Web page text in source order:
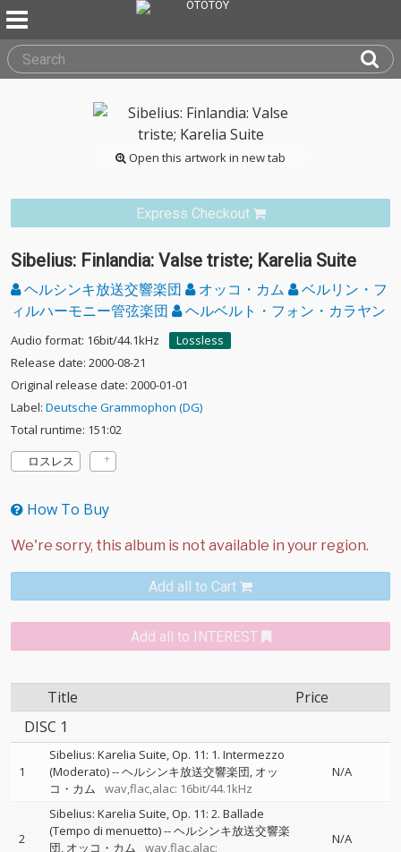
Open this artwork in new tab
Express Checkout
Sibelius: Finlandia: Valse triste; Karelia Suite
ヘルシンキ放送交響楽団 オッコ・カム
ベルリン・フ
ィルハーモニー管弦楽団
ヘルベルト・フォン・カラヤン
Audio format: 16bit/44.1kHz
Lossless
Release date: 2000-08-21
Original release date: 2000-01-01
Label: Deutsche Grammophon (DG)
Total runtime: 151:02
ロスレス
How To Buy
Add all to Cart
Add all to INTEREST
Title
Price
DISC 1
1
Sibelius: Karelia Suite, Op. 11: 1. Intermezzo
(Moderato)--ヘルシンキ放送交響楽団 オッ
コ・カム
wav,flac,alac: 16bit/44.1kHz
N/A
2
Sibelius: Karelia Suite, Op. 11: 2. Ballade
(Tempo di menuetto)--ヘルシンキ放送交響楽
団 オッコ・カム
wav,flac,alac:
N/A